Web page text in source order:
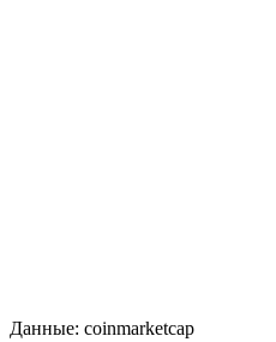
Данные: coinmarketcap